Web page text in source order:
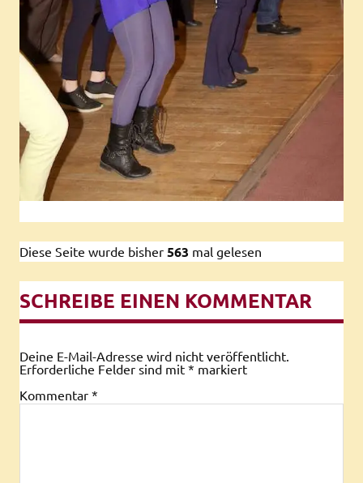
Diese Seite wurde bisher 563 mal gelesen
SCHREIBE EINEN KOMMENTAR
Deine E-Mail-Adresse wird nicht veröffentlicht.
Erforderliche Felder sind mit * markiert
Kommentar *